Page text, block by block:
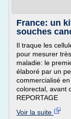
France: un
souches
Il traque les
pour mesurer
maladie: le
élaboré par un
commercialisé
colorectal, avant
REPORTAGE
Voir la suite